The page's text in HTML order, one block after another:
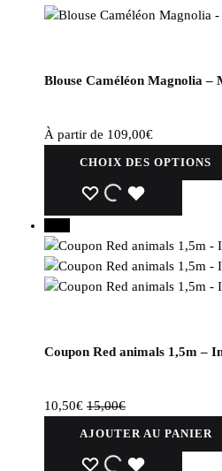
Blouse Caméléon Magnolia –
À partir de 109,00€
CHOIX DES OPTIONS
Coupon Red animals 1,5m –
10,50€ 15,00€
AJOUTER AU PANIER